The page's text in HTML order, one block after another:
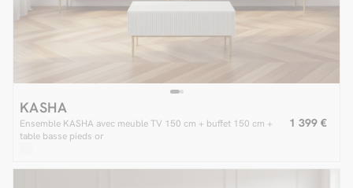
KASHA
Ensemble KASHA avec meuble TV 150 cm + buffet 150 cm +
table basse pieds or
1 399 €